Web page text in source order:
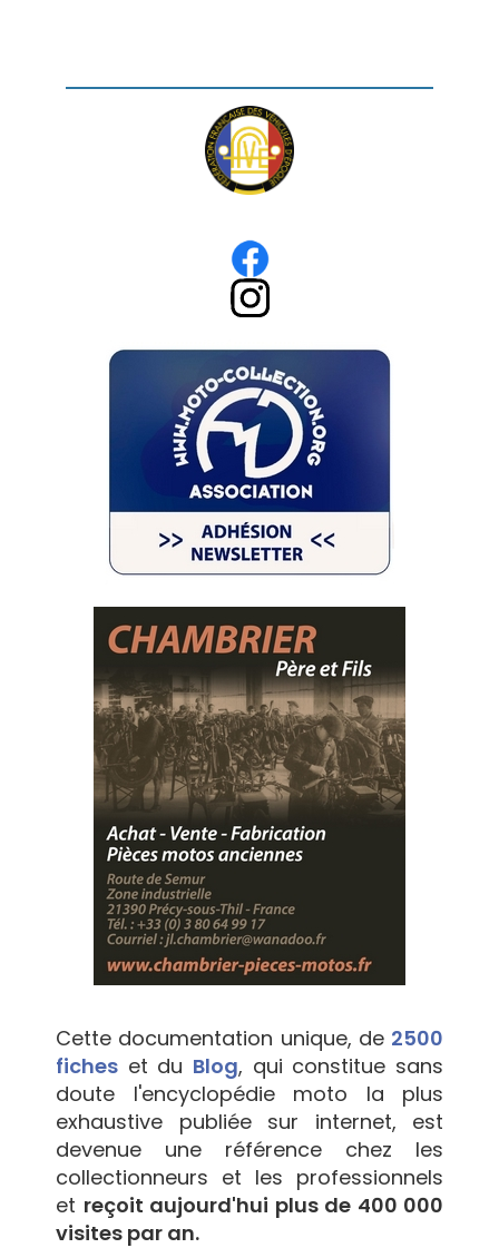
Cette documentation unique, de 2500
fiches et du Blog, qui constitue sans
doute l'encyclopédie moto la plus
exhaustive publiée sur internet, est
devenue une référence chez les
collectionneurs et les professionnels
et reçoit aujourd'hui plus de 400 000
visites par an.